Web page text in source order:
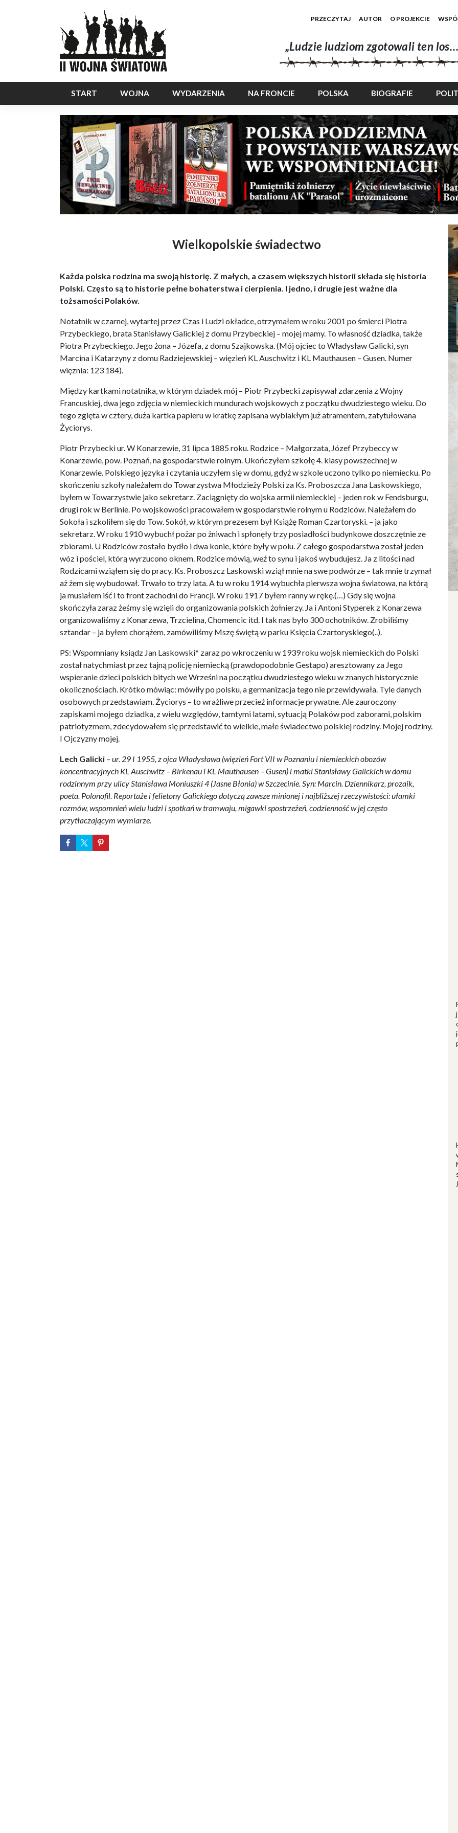
PRZECZYTAJ AUTOR O PROJEKCIE
„Ludzie ludziom zgotowali ten
START WOJNA WYDARZENIA NA FRONCIE POLSKA BIOGRAFIE
Wielkopolskie świadectwo
Każda polska rodzina ma swoją historię. Z małych, a czasem większych historii składa się historia
Polski. Często są to historie pełne bohaterstwa i cierpienia. I jedno, i drugie jest ważne dla
tożsamości Polaków.
Notatnik w czarnej, wytartej przez Czas i Ludzi okładce, otrzymałem w roku 2001 po śmierci Piotra
Przybeckiego, brata Stanisławy Galickiej z domu Przybeckiej – mojej mamy. To własność dziadka, także
Piotra Przybeckiego. Jego żona – Józefa, z domu Szajkowska. (Mój ojciec to Władysław Galicki, syn
Marcina i Katarzyny z domu Radziejewskiej – więzień KL Auschwitz i KL Mauthausen – Gusen. Numer
więznia: 123 184).
Między kartkami notatnika, w którym dziadek mój – Piotr Przybecki zapisywał zdarzenia z Wojny
Francuskiej, dwa jego zdjęcia w niemieckich mundurach wojskowych z początku dwudziestego wieku. Do
tego zgięta w cztery, duża kartka papieru w kratkę zapisana wyblakłym już atramentem, zatytułowana
Życiorys.
Piotr Przybecki ur. W Konarzewie, 31 lipca 1885 roku. Rodzice – Małgorzata, Józef Przybeccy w
Konarzewie, pow. Poznań, na gospodarstwie rolnym. Ukończyłem szkołę 4. klasy powszechnej w
Konarzewie. Polskiego języka i czytania uczyłem się w domu, gdyż w szkole uczono tylko po niemiecku. Po
skończeniu szkoły należałem do Towarzystwa Młodzieży Polski za Ks. Proboszcza Jana Laskowskiego,
byłem w Towarzystwie jako sekretarz. Zaciągnięty do wojska armii niemieckiej – jeden rok w Fendsburgu,
drugi rok w Berlinie. Po wojskowości pracowałem w gospodarstwie rolnym u Rodziców. Należałem do
Sokoła i szkoliłem się do Tow. Sokół, w którym prezesem był Książę Roman Czartoryski. – ja jako
sekretarz. W roku 1910 wybuchł pożar po żniwach i spłonęły trzy posiadłości budynkowe doszczętnie ze
zbiorami. U Rodziców zostało bydło i dwa konie, które były w polu. Z całego gospodarstwa został jeden
wóz i pościel, którą wyrzucono oknem. Rodzice mówią, weź to synu i jakoś wybudujesz. Ja z litości nad
Rodzicami wziąłem się do pracy. Ks. Proboszcz Laskowski wziął mnie na swe podwórze – tak mnie trzymał
aż żem się wybudował. Trwało to trzy lata. A tu w roku 1914 wybuchła pierwsza wojna światowa, na którą
ja musiałem iść i to front zachodni do Francji. W roku 1917 byłem ranny w rękę.(…) Gdy się wojna
skończyła zaraz żeśmy się wzięli do organizowania polskich żołnierzy. Ja i Antoni Styperek z Konarzewa
organizowaliśmy z Konarzewa, Trzcielina, Chomencic itd. I tak nas było 300 ochotników. Zrobiliśmy
sztandar – ja byłem chorążem, zamówiliśmy Mszę świętą w parku Księcia Czartoryskiego(..).
PS: Wspomniany ksiądz Jan Laskowski* zaraz po wkroczeniu w 1939 roku wojsk niemieckich do Polski
został natychmiast przez tajną policję niemiecką (prawdopodobnie Gestapo) aresztowany za Jego
wspieranie dzieci polskich bitych we Wrześni na początku dwudziestego wieku w znanych historycznie
okolicznościach. Krótko mówiąc: mówiły po polsku, a germanizacja tego nie przewidywała. Tyle danych
osobowych przedstawiam. Życiorys – to wrażliwe przecież informacje prywatne. Ale zauroczony
zapiskami mojego dziadka, z wielu względów, tamtymi latami, sytuacją Polaków pod zaborami, polskim
patriotyzmem, zdecydowałem się przedstawić to wielkie, małe świadectwo polskiej rodziny. Mojej rodziny.
I Ojczyzny mojej.
Lech Galicki – ur. 29 I 1955, z ojca Władysława (więzień Fort VII w Poznaniu i niemieckich obozów
koncentracyjnych KL Auschwitz – Birkenau i KL Mauthausen – Gusen) i matki Stanisławy Galickich w domu
rodzinnym przy ulicy Stanisława Moniuszki 4 (Jasne Błonia) w Szczecinie. Syn: Marcin. Dziennikarz, prozaik,
poeta. Polonofil. Reportaże i felietony Galickiego dotyczą zawsze minionej i najbliższej rzeczywistości: ułamki
rozmów, wspomnień wielu ludzi i spotkań w tramwaju, migawki spostrzeżeń, codzienność w jej często
przytłaczającym wymiarze.